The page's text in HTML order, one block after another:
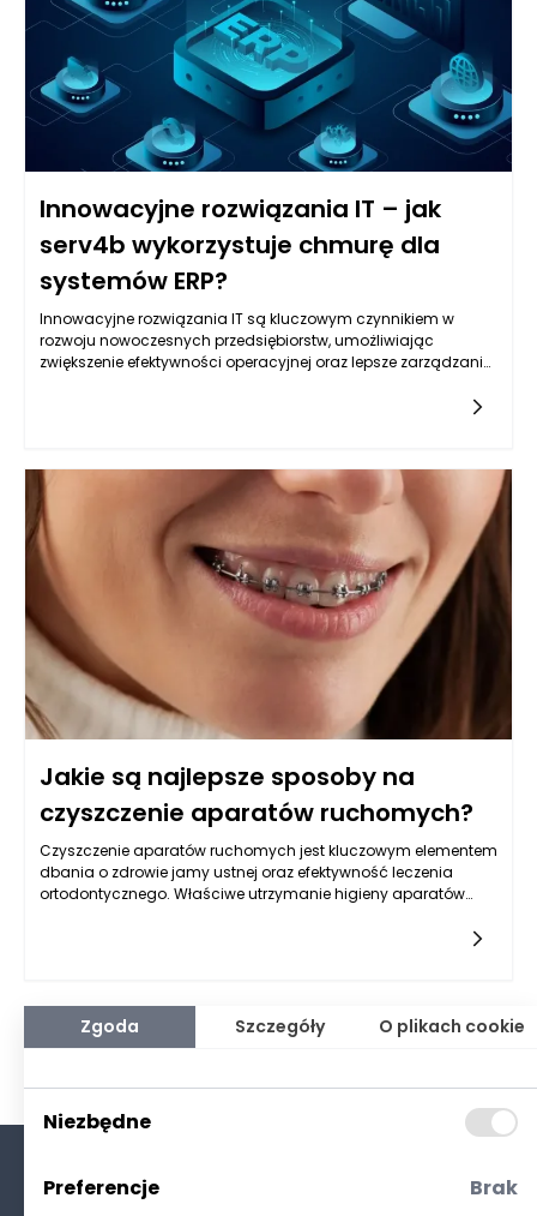
Innowacyjne rozwiązania IT – jak
serv4b wykorzystuje chmurę dla
systemów ERP?
Innowacyjne rozwiązania IT są kluczowym czynnikiem w
rozwoju nowoczesnych przedsiębiorstw, umożliwiając
zwiększenie efektywności operacyjnej oraz lepsze zarządzanie
chmurowe, pozwalają organizacjom na szybsze wdrażanie i
adaptację do zmieniającego się rynku. Inną korzyścią
korzystania z chmury jest zdalny dostęp do danych i
systemów w każdym miejscu i czasie, co jest niezwykle istotne
w erze pracy zdalnej.
Jakie są najlepsze sposoby na
czyszczenie aparatów ruchomych?
Czyszczenie aparatów ruchomych jest kluczowym elementem
dbania o zdrowie jamy ustnej oraz efektywność leczenia
ortodontycznego. Właściwe utrzymanie higieny aparatów
lecz także narzędzi do utrzymania odpowiedniego poziomu
czystości urządzeń. Warto zatem poznać najskuteczniejsze
metody czyszczenia aparatów ruchomych, które pomogą
Zgoda Szczegóły O plikach cookie
Niezbędne
Preferencje Brak